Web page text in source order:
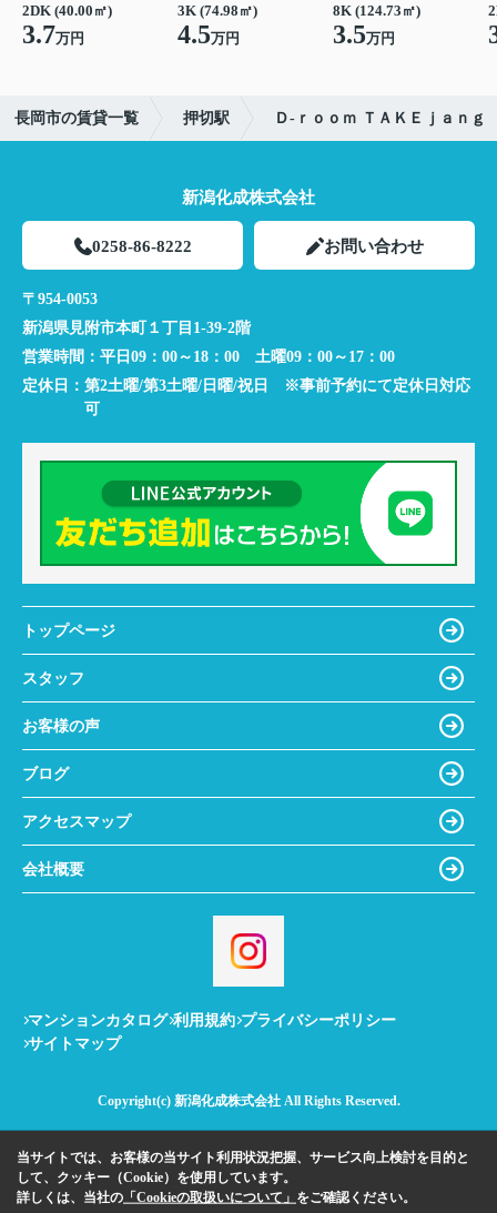
2DK (40.00㎡)
3.7万円
3K (74.98㎡)
4.5万円
8K (124.73㎡)
3.5万円
長岡市の賃貸一覧 押切駅 Ｄ-ｒｏｏｍ ＴＡＫＥｊａｎｇ
新潟化成株式会社
0258-86-8222 お問い合わせ
〒954-0053
新潟県見附市本町１丁目1-39-2階
営業時間： 平日09：00～18：00 土曜09：00～17：00
定休日： 第2土曜/第3土曜/日曜/祝日 ※事前予約にて定休日対応
可
トップページ
スタッフ
お客様の声
ブログ
アクセスマップ
会社概要
マンションカタログ 利用規約 プライバシーポリシー
サイトマップ
Copyright(c) 新潟化成株式会社 All Rights Reserved.
当サイトでは、お客様の当サイト利用状況把握、サービス向上検討を目的と
して、クッキー（Cookie）を使用しています。
詳しくは、当社の 「Cookieの取扱いについて」 をご確認ください。